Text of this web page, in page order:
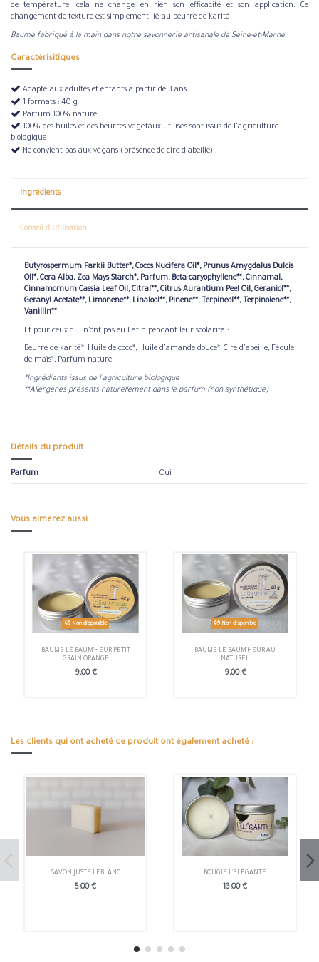
de température, cela ne change en rien son efficacité et son application. Ce
changement de texture est simplement lié au beurre de karité.
Baume fabriqué à la main dans notre savonnerie artisanale de Seine-et-Marne.
Caractérisitiques
Adapté aux adultes et enfants à partir de 3 ans
1 formats : 40 g
Parfum 100% naturel
100% des huiles et des beurres végétaux utilisés sont issus de l’agriculture
biologique
Ne convient pas aux végans (présence de cire d'abeille)
Ingrédients
Conseil d’utilisation
Butyrospermum Parkii Butter*, Cocos Nucifera Oil*, Prunus Amygdalus Dulcis
Oil*, Cera Alba, Zea Mays Starch*, Parfum, Beta-caryophyllene**, Cinnamal,
Cinnamomum Cassia Leaf Oil, Citral**, Citrus Aurantium Peel Oil, Geraniol**,
Geranyl Acetate**, Limonene**, Linalool**, Pinene**, Terpineol**, Terpinolene**,
Vanillin**
Et pour ceux qui n’ont pas eu Latin pendant leur scolarité :
Beurre de karité*, Huile de coco*, Huile d'amande douce*, Cire d'abeille, Fécule
de maïs*, Parfum naturel
*Ingrédients issus de l’agriculture biologique
**Allergènes présents naturellement dans le parfum (non synthétique)
Détails du produit
Parfum Oui
Vous aimerez aussi
Non disponible
BAUME LE BAUM'HEUR PETIT
GRAIN ORANGE
9,00 €
Non disponible
BAUME LE BAUM'HEUR AU
NATUREL
9,00 €
Les clients qui ont acheté ce produit ont également acheté :
SAVON JUSTE LEBLANC
5,00 €
BOUGIE L'ELÉGANTE
13,00 €